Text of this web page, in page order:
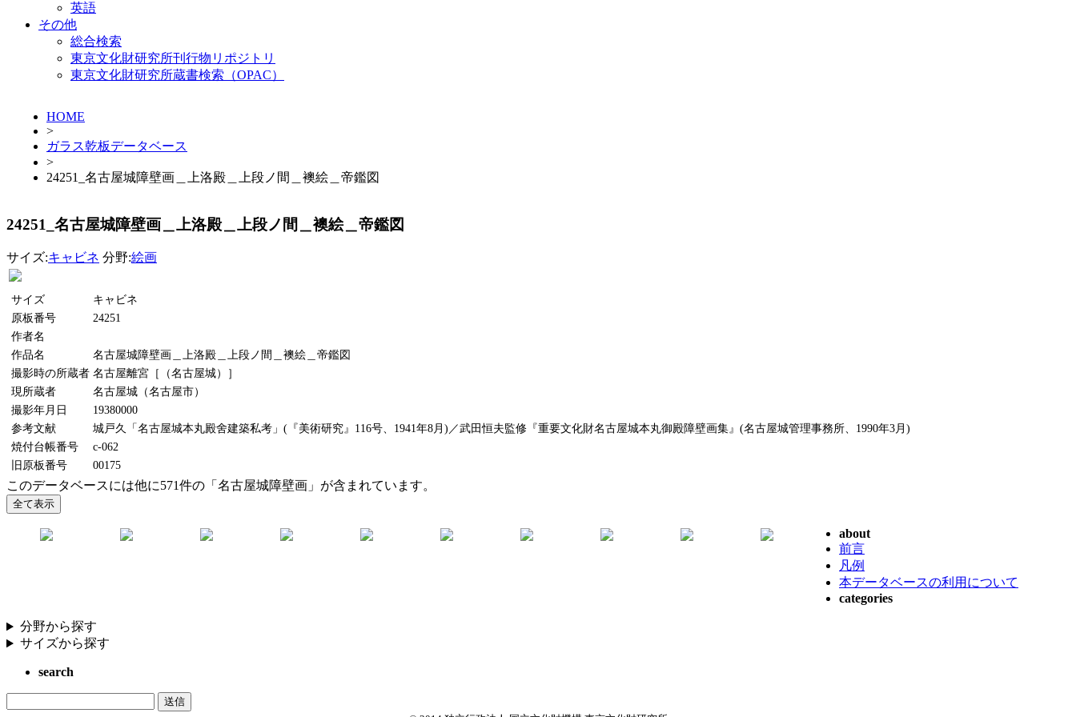
英語
その他
総合検索
東京文化財研究所刊行物リポジトリ
東京文化財研究所蔵書検索（OPAC）
HOME
>
ガラス乾板データベース
>
24251_名古屋城障壁画＿上洛殿＿上段ノ間＿襖絵＿帝鑑図
24251_名古屋城障壁画＿上洛殿＿上段ノ間＿襖絵＿帝鑑図
サイズ:キャビネ 分野:絵画
サイズ
キャビネ
原板番号
24251
作者名
作品名
名古屋城障壁画＿上洛殿＿上段ノ間＿襖絵＿帝鑑図
撮影時の所蔵者 名古屋離宮［（名古屋城）］
現所蔵者
名古屋城（名古屋市）
撮影年月日
19380000
参考文献
城戸久「名古屋城本丸殿舍建築私考」(『美術研究』116号、1941年8月)／武田恒夫監修『重要文化財名古屋城本丸御殿障壁画集』(名古屋城管理事務所、1990年3月)
焼付台帳番号
c-062
旧原板番号
00175
このデータベースには他に571件の「名古屋城障壁画」が含まれています。
about
前言
凡例
本データベースの利用について
categories
分野から探す
サイズから探す
search